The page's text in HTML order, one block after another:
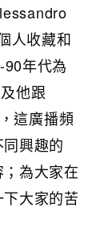
人收藏和
年代為
他跟
這廣播頻
興趣的
為大家在
大家的苦